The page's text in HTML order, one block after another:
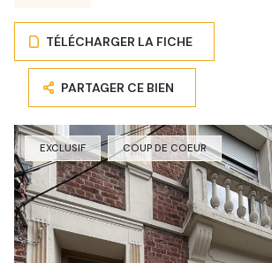
TÉLÉCHARGER LA FICHE
PARTAGER CE BIEN
EXCLUSIF COUP DE COEUR